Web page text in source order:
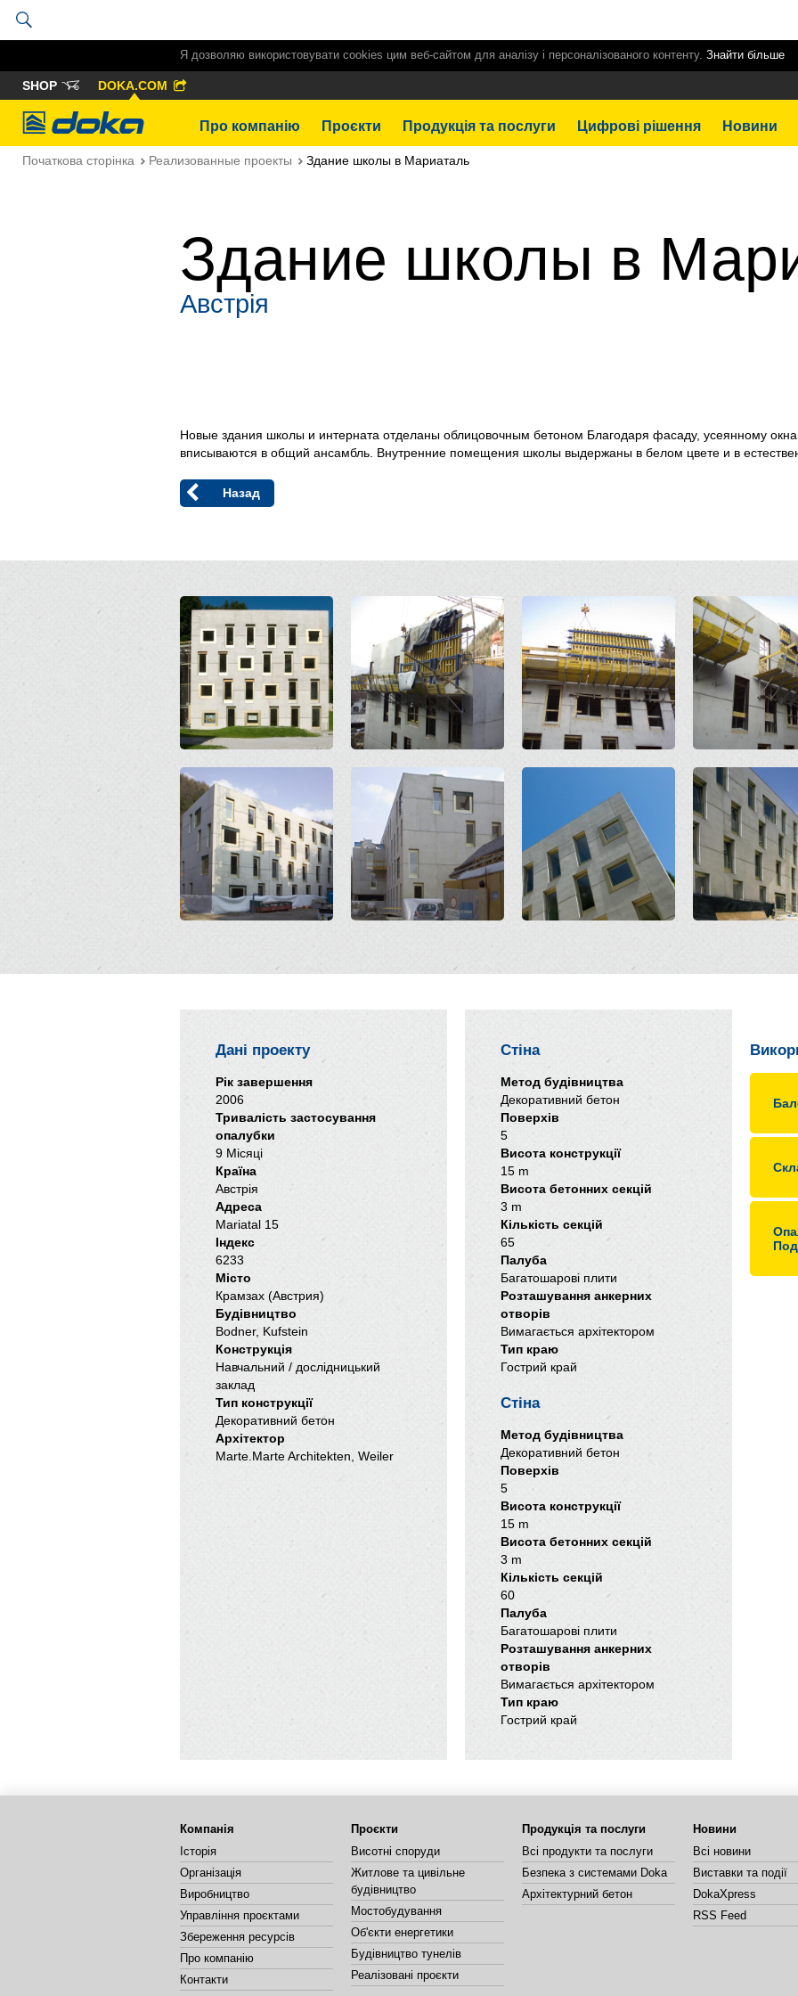
Я дозволяю використовувати cookies цим веб-сайтом для аналізу і персоналізованого контенту. Знайти більше
SHOP DOKA.COM
Doka
Про компанію Проєкти Продукція та послуги Цифрові рішення Новини
Початкова сторінка Реализованные проекты Здание школы в Мариаталь
Здание школы в
Австрія
Новые здания школы и интерната отделаны облицовочным бетоном Благодаря фасаду, усеянному
вписываются в общий ансамбль. Внутренние помещения школы выдержаны в белом цвете и в
Назад
Open Open
Open Open
Дані проекту
Рік завершення
2006
Тривалість застосування
опалубки
9 Місяці
Країна
Австрія
Адреса
Mariatal 15
Індекс
6233
Місто
Крамзах (Австрия)
Будівництво
Bodner, Kufstein
Конструкція
Навчальний / дослідницький
заклад
Тип конструкції
Декоративний бетон
Архітектор
Marte.Marte Architekten, Weiler
Стіна
Метод будівництва
Декоративний бетон
Поверхів
5
Висота конструкції
15 m
Висота бетонних секцій
3 m
Кількість секцій
65
Палуба
Багатошарові плити
Розташування анкерних
отворів
Вимагається архітектором
Тип краю
Гострий край
Стіна
Метод будівництва
Декоративний бетон
Поверхів
5
Висота конструкції
15 m
Висота бетонних секцій
3 m
Кількість секцій
60
Палуба
Багатошарові плити
Розташування анкерних
отворів
Вимагається архітектором
Тип краю
Гострий край
Компанія
Історія
Організація
Виробництво
Управління проєктами
Збереження ресурсів
Про компанію
Контакти
Проєкти
Висотні споруди
Житлове та цивільне
будівництво
Мостобудування
Об'єкти енергетики
Будівництво тунелів
Реалізовані проєкти
Продукція та послуги
Всі продукти та послуги
Безпека з системами Doka
Архітектурний бетон
Новини
Всі новини
Виставки та події
DokaXpress
RSS Feed